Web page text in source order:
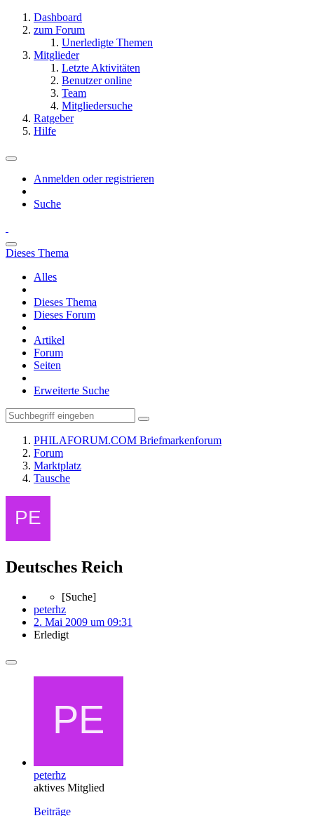
Dashboard
zum Forum
Unerledigte Themen
Mitglieder
Letzte Aktivitäten
Benutzer online
Team
Mitgliedersuche
Ratgeber
Hilfe
Anmelden oder registrieren
Suche
Dieses Thema
Alles
Dieses Thema
Dieses Forum
Artikel
Forum
Seiten
Erweiterte Suche
PHILAFORUM.COM Briefmarkenforum
Forum
Marktplatz
Tausche
Deutsches Reich
[Suche]
peterhz
2. Mai 2009 um 09:31
Erledigt
peterhz
aktives Mitglied
Beiträge